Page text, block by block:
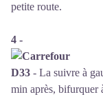
petite route.
4 -
D33 - La suivre à
min après, bifurquer